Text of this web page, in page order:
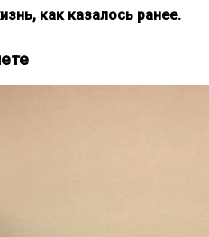
как казалось ранее.